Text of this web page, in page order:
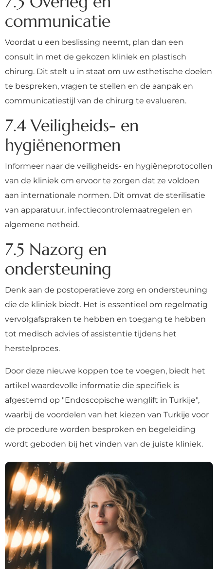
communicatie
Voordat u een beslissing neemt, plan dan een
consult in met de gekozen kliniek en plastisch
chirurg. Dit stelt u in staat om uw esthetische doelen
te bespreken, vragen te stellen en de aanpak en
communicatiestijl van de chirurg te evalueren.
7.4 Veiligheids- en
hygiënenormen
Informeer naar de veiligheids- en hygiëneprotocollen
van de kliniek om ervoor te zorgen dat ze voldoen
aan internationale normen. Dit omvat de sterilisatie
van apparatuur, infectiecontrolemaatregelen en
algemene netheid.
7.5 Nazorg en
ondersteuning
Denk aan de postoperatieve zorg en ondersteuning
die de kliniek biedt. Het is essentieel om regelmatig
vervolgafspraken te hebben en toegang te hebben
tot medisch advies of assistentie tijdens het
herstelproces.
Door deze nieuwe koppen toe te voegen, biedt het
artikel waardevolle informatie die specifiek is
afgestemd op "Endoscopische wanglift in Turkije",
waarbij de voordelen van het kiezen van Turkije voor
de procedure worden besproken en begeleiding
wordt geboden bij het vinden van de juiste kliniek.